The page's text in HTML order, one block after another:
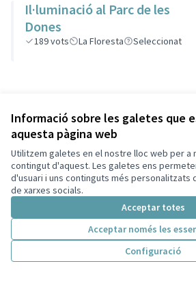
Informació sobre les galetes que
aquesta pàgina web
Utilitzem galetes en el nostre lloc web per a
contingut d'aquest. Les galetes ens
d'usuari i uns continguts més personalitzats
de xarxes socials.
Acceptar totes
Acceptar només les
Configuració
Il·luminació al Parc de les
Dones
189vots La Floresta Seleccionat
Termes i condicions d'ús
Configuració de les galetes
Decidim Sant Cugat a X
Decidim Sant Cugat a Facebook
Decidim Sant Cugat a Instagram
Decidim Sant Cugat a GitHub